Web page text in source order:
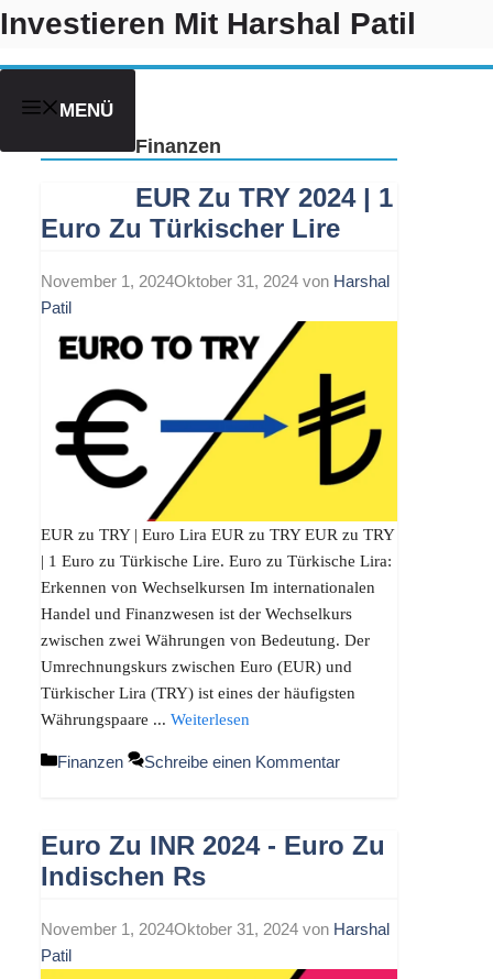
Zum
Inhalt
springen
Investieren Mit Harshal Patil
MENÜ
Finanzen
EUR Zu TRY 2024 | 1
Euro Zu Türkischer Lire
November 1, 2024Oktober 31, 2024 von Harshal
Patil
EUR zu TRY | Euro Lira EUR zu TRY EUR zu TRY
| 1 Euro zu Türkische Lire. Euro zu Türkische Lira:
Erkennen von Wechselkursen Im internationalen
Handel und Finanzwesen ist der Wechselkurs
zwischen zwei Währungen von Bedeutung. Der
Umrechnungskurs zwischen Euro (EUR) und
Türkischer Lira (TRY) ist eines der häufigsten
Währungspaare ... Weiterlesen
Kategorien
Finanzen Schreibe einen Kommentar
Euro Zu INR 2024 - Euro Zu
Indischen Rs
November 1, 2024Oktober 31, 2024 von Harshal
Patil